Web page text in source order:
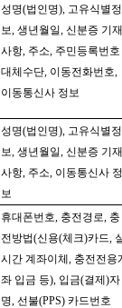
성명(법인명), 고유식별정
보, 생년월일, 신분증 기재
사항, 주소, 주민등록번호
대체수단, 이동전화번호 ,
이동통신사 정보
성명(법인명), 고유식별정
보, 생년월일, 신분증 기재
사항, 주소, 이동통신사 정
보
휴대폰번호, 충전경로, 충
전방법(신용(체크)카드,
시간 계좌이체 , 충전전용
좌 입금 등), 입금(결제 )자
명, 선불(PPS) 카드번호